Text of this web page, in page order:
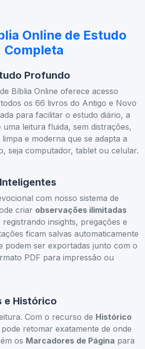
Online de Estudo
Completa
Profundo
Bíblia Online oferece acesso
os 66 livros do Antigo e Novo
para facilitar o estudo diário, a
leitura fluida, sem distrações,
e moderna que se adapta a
seja computador, tablet ou celular.
com nosso sistema de
criar observações ilimitadas
insights, pregações e
ficam salvas automaticamente
podem ser exportadas junto com o
PDF para impressão ou
e Histórico
Com o recurso de Histórico
retomar exatamente de onde
os Marcadores de Página para